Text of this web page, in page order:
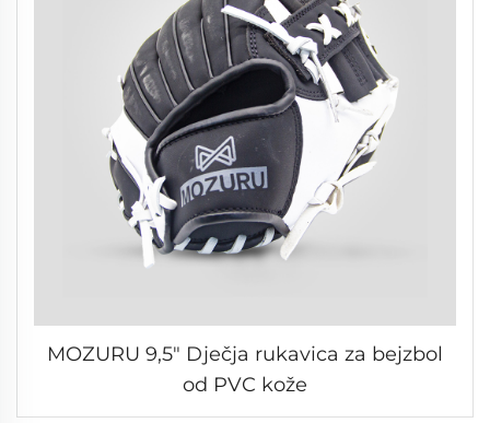
MOZURU 9,5" Dječja rukavica za bejzbol
od PVC kože